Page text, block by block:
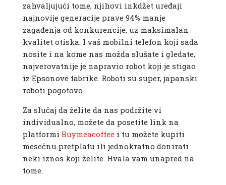
zahvaljujući tome, njihovi inkdžet uređaji
najnovije generacije prave 94% manje
zagađenja od konkurencije, uz maksimalan
kvalitet otiska. I vaš mobilni telefon koji sada
nosite i na kome nas možda slušate i gledate,
najverovatnije je napravio robot koji je stigao
iz Epsonove fabrike. Roboti su super, japanski
roboti pogotovo.
Za slučaj da želite da nas podržite vi
individualno, možete da posetite link na
platformi Buymeacoffeei tu možete kupiti
mesečnu pretplatu ili jednokratno donirati
neki iznos koji želite. Hvala vam unapred na
tome.